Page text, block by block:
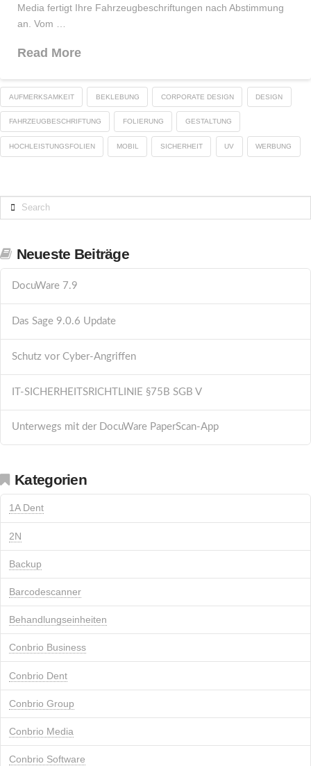
Media fertigt Ihre Fahrzeugbeschriftungen nach Abstimmung
an. Vom …
Read More
AUFMERKSAMKEIT BEKLEBUNG CORPORATE DESIGN DESIGN
FAHRZEUGBESCHRIFTUNG FOLIERUNG GESTALTUNG
HOCHLEISTUNGSFOLIEN MOBIL SICHERHEIT UV WERBUNG
Search
Neueste Beiträge
DocuWare 7.9
Das Sage 9.0.6 Update
Schutz vor Cyber-Angriffen
IT-SICHERHEITSRICHTLINIE §75B SGB V
Unterwegs mit der DocuWare PaperScan-App
Kategorien
1A Dent
2N
Backup
Barcodescanner
Behandlungseinheiten
Conbrio Business
Conbrio Dent
Conbrio Group
Conbrio Media
Conbrio Software